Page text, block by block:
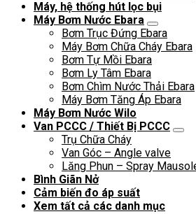
Máy, hệ thống hút lọc bụi
Máy Bơm Nước Ebara
Bơm Trục Đứng Ebara
Máy Bơm Chữa Cháy Ebara
Bơm Tự Mồi Ebara
Bơm Ly Tâm Ebara
Bơm Chìm Nước Thải Ebara
Máy Bơm Tăng Áp Ebara
Máy Bơm Nước Wilo
Van PCCC / Thiết Bị PCCC
Trụ Chữa Cháy
Van Góc – Angle valve
Lăng Phun – Spray
Bình Giãn Nở
Cảm biến đo áp suất
Xem tất cả các danh mục